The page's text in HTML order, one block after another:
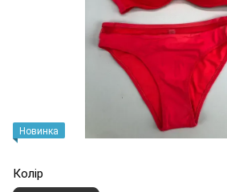
Новинка
Колір